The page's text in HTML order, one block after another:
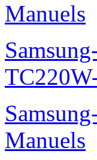
Manuels
Manuels